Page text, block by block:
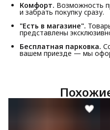
Комфорт. Возможность
и забрать покупку сразу.
"Есть в магазине".
представлены
Бесплатная парковка.
вашем приезде — мы